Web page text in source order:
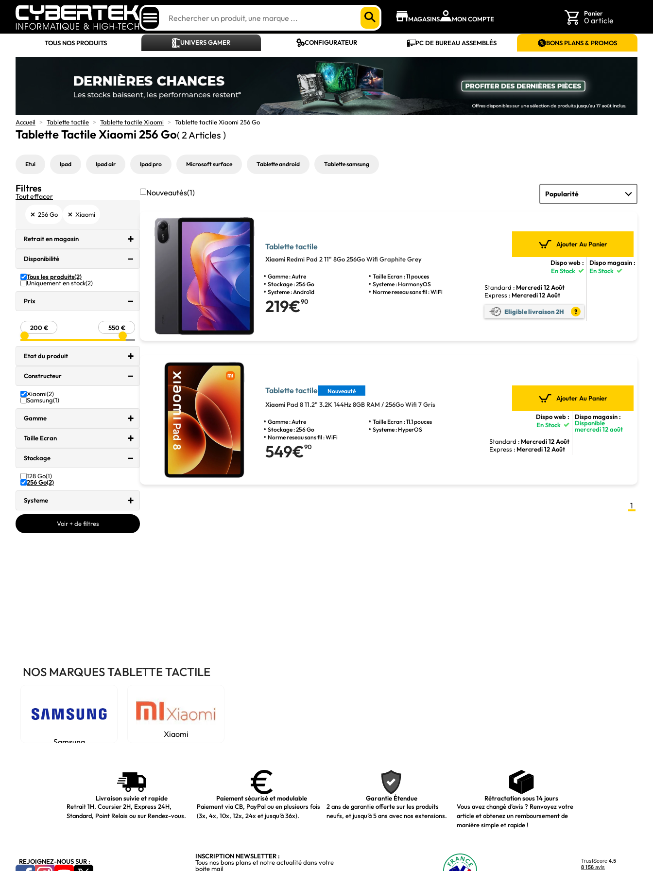
MAGASINS MON COMPTE
Panier
0 article
TOUS NOS PRODUITS UNIVERS GAMER CONFIGURATEUR PC DE BUREAU ASSEMBLÉS BONS PLANS & PROMOS
Accueil > Tablette tactile > Tablette tactile Xiaomi > Tablette tactile Xiaomi 256 Go
Tablette Tactile Xiaomi 256 Go( 2 Articles )
Etui Ipad Ipad air Ipad pro Microsoft surface Tablette android Tablette samsung
Filtres
Tout effacer
× 256 Go × Xiaomi
Retrait en magasin
Disponibilité
Tous les produits(2)
Uniquement en stock(2)
Prix
Etat du produit
Constructeur
Xiaomi(2)
Samsung(1)
Gamme
Taille Ecran
Stockage
128 Go(1)
256 Go(2)
Systeme
Voir + de filtres
Nouveautés(1)
Tablette tactile
Xiaomi Redmi Pad 2 11" 8Go 256Go Wifi Graphite Grey
Gamme : Autre
Taille Ecran : 11 pouces
Stockage : 256 Go
Systeme : HarmonyOS
Systeme : Androïd
Norme reseau sans fil : WiFi
219€90
Ajouter Au Panier
Dispo web :
En Stock
Standard : Mercredi 12 Août
Express : Mercredi 12 Août
Eligible livraison 2H ?
Dispo magasin :
En Stock
Tablette tactile Nouveauté
Xiaomi Pad 8 11.2" 3.2K 144Hz 8GB RAM / 256Go Wifi 7 Gris
Gamme : Autre
Taille Ecran : 11.1 pouces
Stockage : 256 Go
Systeme : HyperOS
Norme reseau sans fil : WiFi
549€90
Ajouter Au Panier
Dispo web :
En Stock
Standard : Mercredi 12 Août
Express : Mercredi 12 Août
Dispo magasin :
Disponible
mercredi 12 août
1
NOS MARQUES TABLETTE TACTILE
Samsung
Xiaomi
Livraison suivie et rapide
Retrait 1H, Coursier 2H, Express 24H,
Standard, Point Relais ou sur Rendez-vous.
Paiement sécurisé et modulable
Paiement via CB, PayPal ou en plusieurs fois
(3x, 4x, 10x, 12x, 24x et jusqu’à 36x).
Garantie Étendue
2 ans de garantie offerte sur les produits
neufs, et jusqu’à 5 ans avec nos extensions.
Rétractation sous 14 jours
Vous avez changé d’avis ? Renvoyez votre
article et obtenez un remboursement de
manière simple et rapide !
REJOIGNEZ-NOUS SUR :
INSCRIPTION NEWSLETTER :
Tous nos bons plans et notre actualité dans votre
boite mail